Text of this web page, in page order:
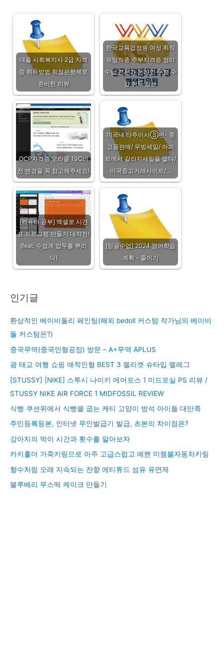
대졸 사회복지사 2급 자격
증 취득방법 학점은행제로
준비한 리뷰
한국교육검정원 여성 취직
유망직종 주부자격증 정리
수납 전문가 온라인 무료 수
강 취득 정보
OCP자격증 오라클 19C버
전 변경을 꼭 참고해주세요!
미국내 타주이사③편- 중
고품판매/ 무빙세일/ 아파
트에서 갈라지세일을 열다/
미국중고거래사이트/…
[컴퓨터 공부] 엑셀로 시간
표 프로그램 만들기 대작전!
(feat. 수업계 업무를 뿌리
다)
[링글수업] 2024 영어학습
계획 - 줄이기
인기글
환상적인 베이비돌리 페인팅(해외 bedoll 커스텀 작가님의 베이비
돌 커스텀은?)
중국무역(중국인형공장) 방문 – A+무역 APLUS
괌 태교 여행 쇼핑 애착인형 BEST 3 젤리캣 슈타입 멜레그
[STUSSY] [NIKE] 스투시 나이키 에어포스 1 미드포실 PS 리뷰 /
STUSSY NIKE AIR FORCE 1 MIDFOSSIL REVIEW
식빵 쿠션위에서 식빵을 굽는 캐티 고양이 방석 아이들 대만족
주민등록등본, 인터넷 무인발급기 발급, 초본의 차이점은?
강아지의 먹이 시간과 횟수를 알아보자
카키홀더 가죽키링으로 아주 고급스럽고 예쁜 미젬블자동차키링
향수처럼 오래 지속되는 잔향 에티튜드 섬유 유연제
블루베리 무스떡 케이크 만들기